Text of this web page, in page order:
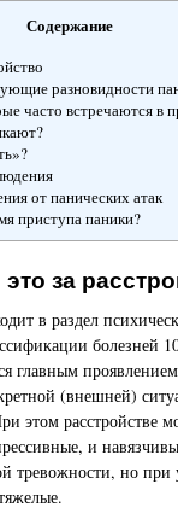
Содержание
разновидности
часто встречаются в
от панических атак
приступа паники?
это за
в раздел
болезней
главным
(внешней)
этом расстройстве
и
тревожности, но при